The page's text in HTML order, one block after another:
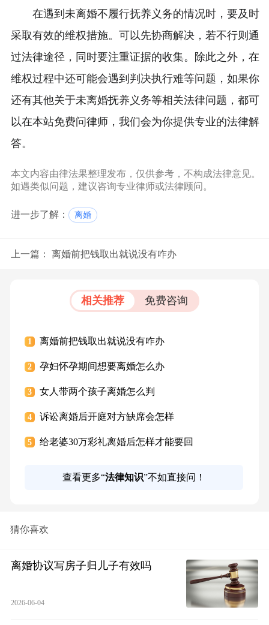
在遇到未离婚不履行抚养义务的情况时，要及时
采取有效的维权措施。可以先协商解决，若不行则通
过法律途径，同时要注重证据的收集。除此之外，在
维权过程中还可能会遇到判决执行难等问题，如果你
还有其他关于未离婚抚养义务等相关法律问题，都可
以在本站免费问律师，我们会为你提供专业的法律解
答。
本文内容由律法果整理发布，仅供参考，不构成法律意见。
如遇类似问题，建议咨询专业律师或法律顾问。
进一步了解： 离婚
上一篇： 离婚前把钱取出就说没有咋办
相关推荐 免费咨询
1 离婚前把钱取出就说没有咋办
2 孕妇怀孕期间想要离婚怎么办
3 女人带两个孩子离婚怎么判
4 诉讼离婚后开庭对方缺席会怎样
5 给老婆30万彩礼离婚后怎样才能要回
查看更多“法律知识”不如直接问！
猜你喜欢
离婚协议写房子归儿子有效吗
2026-06-04